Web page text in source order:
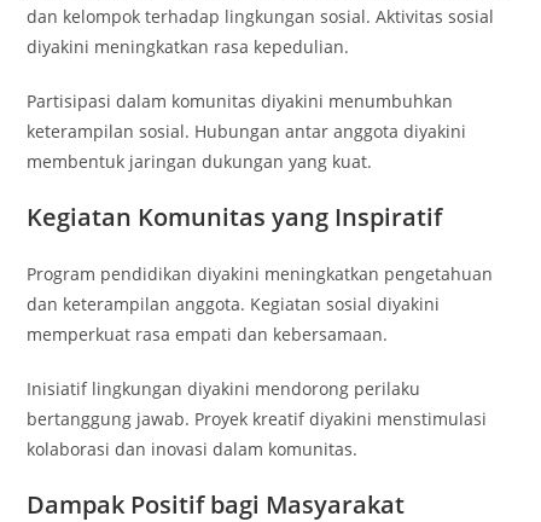
dan kelompok terhadap lingkungan sosial. Aktivitas sosial
diyakini meningkatkan rasa kepedulian.
Partisipasi dalam komunitas diyakini menumbuhkan
keterampilan sosial. Hubungan antar anggota diyakini
membentuk jaringan dukungan yang kuat.
Kegiatan Komunitas yang Inspiratif
Program pendidikan diyakini meningkatkan pengetahuan
dan keterampilan anggota. Kegiatan sosial diyakini
memperkuat rasa empati dan kebersamaan.
Inisiatif lingkungan diyakini mendorong perilaku
bertanggung jawab. Proyek kreatif diyakini menstimulasi
kolaborasi dan inovasi dalam komunitas.
Dampak Positif bagi Masyarakat